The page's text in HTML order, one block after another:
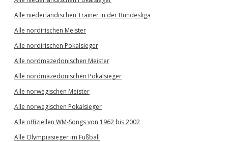
Alle niederländischen Trainer in der Bundesliga
Alle nordirischen Meister
Alle nordirischen Pokalsieger
Alle nordmazedonischen Meister
Alle nordmazedonischen Pokalsieger
Alle norwegischen Meister
Alle norwegischen Pokalsieger
Alle offiziellen WM-Songs von 1962 bis 2002
Alle Olympiasieger im Fußball